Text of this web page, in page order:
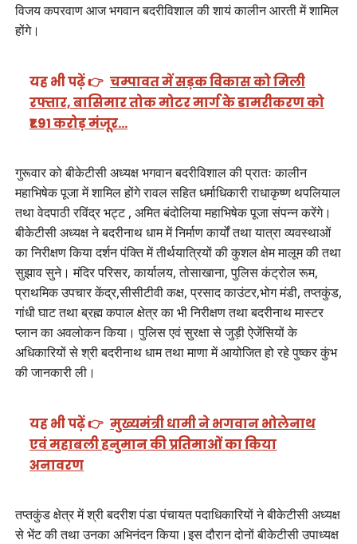
विजय कपरवाण आज भगवान बदरीविशाल की शायं कालीन आरती में शामिल
होंगे।
यह भी पढ़ें 👉 चम्पावत में सड़क विकास को मिली
रफ्तार, बासिमार तोक मोटर मार्ग के डामरीकरण को
₹1.91 करोड़ मंजूर…
गुरूवार को बीकेटीसी अध्यक्ष भगवान बदरीविशाल की प्रातः कालीन
महाभिषेक पूजा में शामिल होंगे रावल सहित धर्माधिकारी राधाकृष्ण थपलियाल
तथा वेदपाठी रविंद्र भट्ट , अमित बंदोलिया महाभिषेक पूजा संपन्न करेंगे।
बीकेटीसी अध्यक्ष ने बदरीनाथ धाम में निर्माण कार्यों तथा यात्रा व्यवस्थाओं
का निरीक्षण किया दर्शन पंक्ति में तीर्थयात्रियों की कुशल क्षेम मालूम की तथा
सुझाव सुने। मंदिर परिसर, कार्यालय, तोसाखाना, पुलिस कंट्रोल रूम,
प्राथमिक उपचार केंद्र,सीसीटीवी कक्ष, प्रसाद काउंटर,भोग मंडी, तप्तकुंड,
गांधी घाट तथा ब्रह्म कपाल क्षेत्र का भी निरीक्षण तथा बदरीनाथ मास्टर
प्लान का अवलोकन किया। पुलिस एवं सुरक्षा से जुड़ी ऐजेंसियों के
अधिकारियों से श्री बदरीनाथ धाम तथा माणा में आयोजित हो रहे पुष्कर कुंभ
की जानकारी ली।
यह भी पढ़ें 👉 मुख्यमंत्री धामी ने भगवान भोलेनाथ
एवं महाबली हनुमान की प्रतिमाओं का किया
अनावरण
तप्तकुंड क्षेत्र में श्री बदरीश पंडा पंचायत पदाधिकारियों ने बीकेटीसी अध्यक्ष
से भेंट की तथा उनका अभिनंदन किया।इस दौरान दोनों बीकेटीसी उपाध्यक्ष